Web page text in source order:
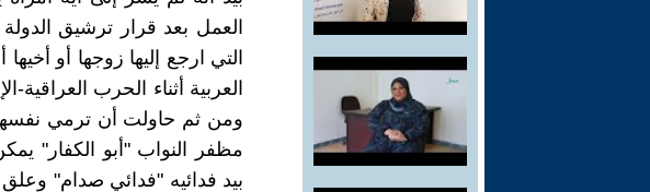
العمل بعد قرار ترشيق
التي ارجع إليها زوجها أو
العربية أثناء الحرب العراقية-
ومن ثم حاولت أن ترمي
مظفر النواب "أبو الكفار"
بيد فدائيه "فدائي صدام"